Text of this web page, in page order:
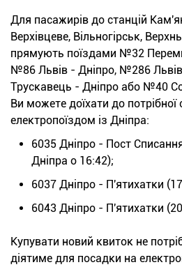
Для пасажирів до станцій
Верхівцеве, Вільногірськ,
прямують поїздами №32
№86 Львів - Дніпро, №286
Трускавець - Дніпро або №40
Ви можете доїхати до потрібної
електропоїздом із Дніпра:
6035 Дніпро - Пост
Дніпра о 16:42);
6037 Дніпро - П'ятихатки
6043 Дніпро - П'ятихатки
Купувати новий квиток не
діятиме для посадки на